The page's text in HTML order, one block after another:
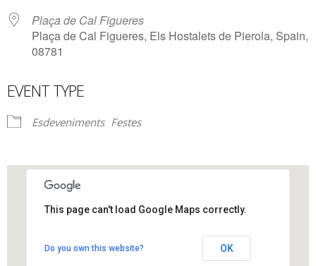
Plaça de Cal Figueres
Plaça de Cal Figueres, Els Hostalets de Pierola, Spain,
08781
EVENT TYPE
Esdeveniments Festes
Plaça de Cal Figueres - Els Hostalets de Pierola
This page can't load Google Maps correctly.
Do you own this website? OK